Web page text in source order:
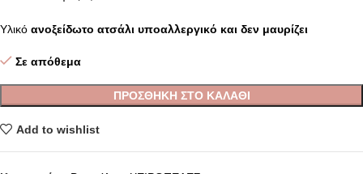
Υλικό ανοξείδωτο ατσάλι υποαλλεργικό και δεν μαυρίζει
Σε απόθεμα
ΠΡΟΣΘΉΚΗ ΣΤΟ ΚΑΛΆΘΙ
Add to wishlist